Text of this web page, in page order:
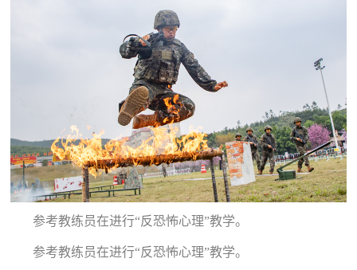
军
人
风
采
军
服
务
退
军
人
文
化
参考教练员在进行“反恐怖心理”教学。
参考教练员在进行“反恐怖心理”教学。